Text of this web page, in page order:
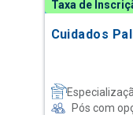
Taxa de
Cuidados
Pós com